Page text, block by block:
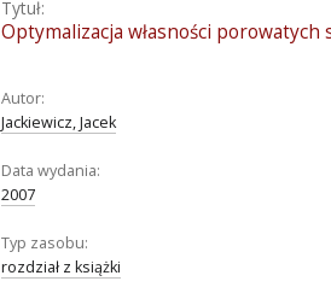
Tytuł:
Optymalizacja własności
Autor:
Jackiewicz, Jacek
Data wydania:
2007
Typ zasobu:
rozdział z książki